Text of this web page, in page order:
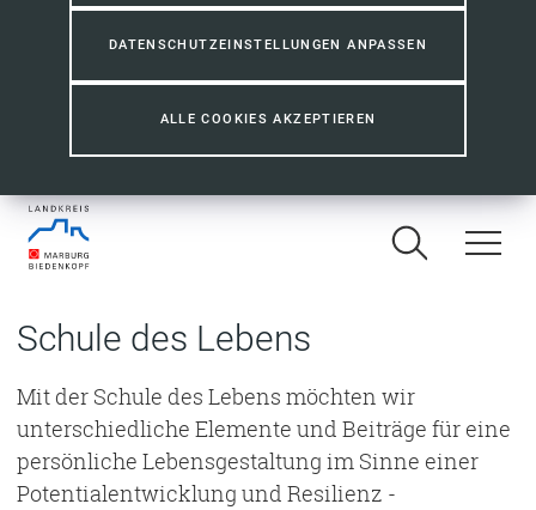
DATENSCHUTZEINSTELLUNGEN ANPASSEN
ALLE COOKIES AKZEPTIEREN
Schule des Lebens
Mit der Schule des Lebens möchten wir
unterschiedliche Elemente und Beiträge für eine
persönliche Lebensgestaltung im Sinne einer
Potentialentwicklung und Resilienz -